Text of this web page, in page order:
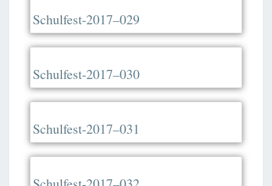
Schulfest-2017–029
Schulfest-2017–030
Schulfest-2017–031